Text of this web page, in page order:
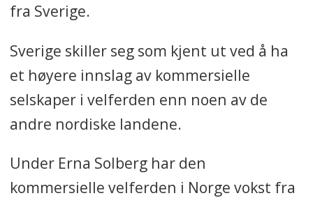
fra Sverige.
Sverige skiller seg som kjent ut ved å ha
et høyere innslag av kommersielle
selskaper i velferden enn noen av de
andre nordiske landene.
Under Erna Solberg har den
kommersielle velferden i Norge vokst fra